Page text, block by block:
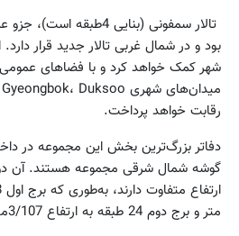
تالار سمفونی (بنایی
بود و در شمال غربی تالار جدید قرار
شهر کمک خواهد کرد و با فضاهای
رقابت خواهد پرداخت.
گوشه شمال شرقی مجموعه هستند. آن
متر و برج دوم 24 طبقه به ارتفاع 3/107متر است.